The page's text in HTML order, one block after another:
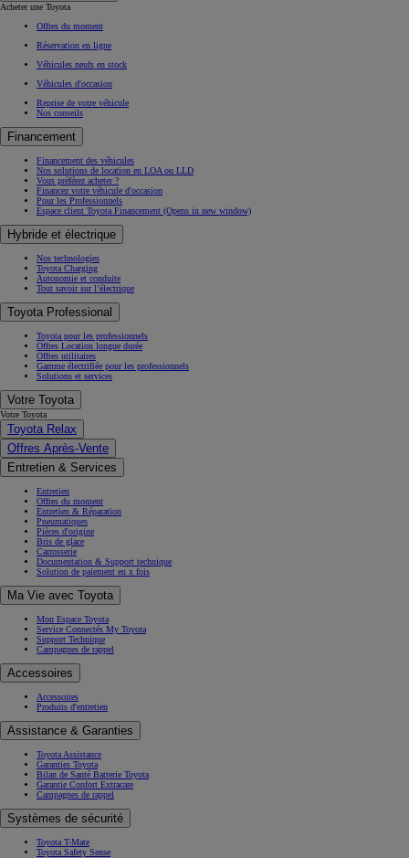
Acheter une Toyota
Offres du moment
Réservation en ligne
Véhicules neufs en stock
Véhicules d'occasion
Reprise de votre véhicule
Nos conseils
Financement
Financement des véhicules
Nos solutions de location en LOA ou LLD
Vous préférez acheter ?
Financez votre véhicule d'occasion
Pour les Professionnels
Espace client Toyota Financement (Opens in new window)
Hybride et électrique
Nos technologies
Toyota Charging
Autonomie et conduite
Tout savoir sur l’électrique
Toyota Professional
Toyota pour les professionnels
Offres Location longue durée
Offres utilitaires
Gamme électrifiée pour les professionnels
Solutions et services
Votre Toyota
Votre Toyota
Toyota Relax
Offres Après-Vente
Entretien & Services
Entretien
Offres du moment
Entretien & Réparation
Pneumatiques
Pièces d'origine
Bris de glace
Carrosserie
Documentation & Support technique
Solution de paiement en x fois
Ma Vie avec Toyota
Mon Espace Toyota
Service Connectés My Toyota
Support Technique
Campagnes de rappel
Accessoires
Accessoires
Produits d'entretien
Assistance & Garanties
Toyota Assistance
Garanties Toyota
Bilan de Santé Batterie Toyota
Garantie Confort Extracare
Campagnes de rappel
Systèmes de sécurité
Toyota T-Mate
Toyota Safety Sense